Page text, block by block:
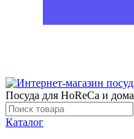
Посуда для HoReCa и дома
Каталог